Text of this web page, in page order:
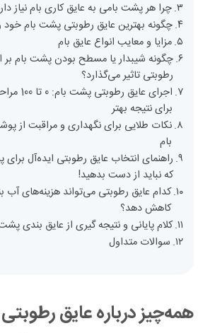
چرا هر پشت بامی به عایق کاری بام نیاز
چگونه بهترین عایق رطوبتی پشت بام خود
مزایا و معایب انواع عایق بام
چگونه شیبدار یا مسطح بودن پشت بام بر
رطوبتی تاثیر می‌گذارد؟
اجرای
برای نتیجه بهتر
نکات طلایی برای نگهداری و مراقبت
بام
که نباید از دست بدهید!
کدام عایق رطوبتی می‌تواند هزینه‌های آب
کاهش دهد؟
کلام پایانی و نتیجه گیری از عایق بندی
سوالات متداول
همه‌چیز درباره عایق